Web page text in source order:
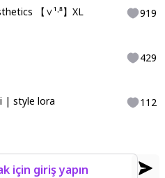
için giriş yapın
【∨¹·⁸】XL 919
429
| style lora 112